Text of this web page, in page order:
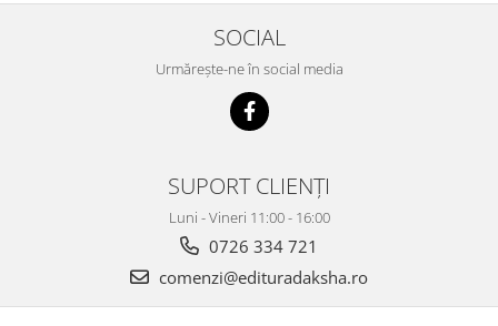
SOCIAL
Urmărește-ne în social media
SUPORT CLIENȚI
Luni - Vineri 11:00 - 16:00
0726 334 721
comenzi@edituradaksha.ro